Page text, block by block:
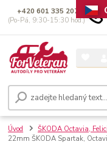
+420 601 335 207
(Po-Pá, 9:30-15:30 hod.)
Úvod ŠKODA Octavia,
22mm ŠKODA Spartak,